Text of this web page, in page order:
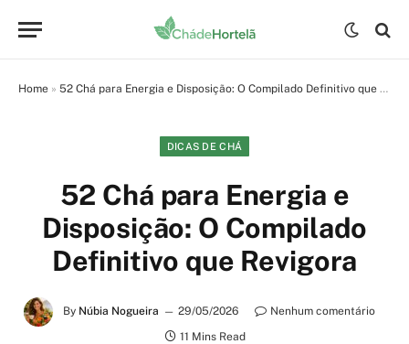
Home » 52 Chá para Energia e Disposição: O Compilado Definitivo que Revigora
DICAS DE CHÁ
52 Chá para Energia e
Disposição: O Compilado
Definitivo que Revigora
By Núbia Nogueira 29/05/2026
Nenhum comentário
11 Mins Read